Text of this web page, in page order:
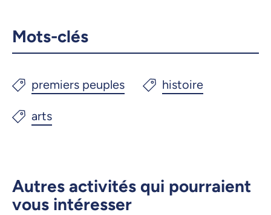
Mots-clés
Autres activités qui pourraient
vous intéresser